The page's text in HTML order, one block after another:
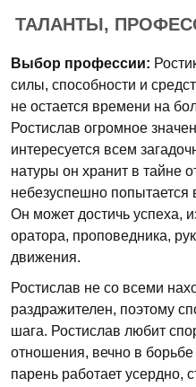
ТАЛАНТЫ,
Выбор профессии:
силы, способности и
не остается времени на
Ростислав огромное
интересуется всем
натуры он хранит в тайне
небезуспешно попытается
Он может достичь успеха,
оратора, проповедника,
движения.
Ростислав не со всеми
раздражителен, поэтому
шага. Ростислав любит
отношения, вечно в
парень работает усердно,